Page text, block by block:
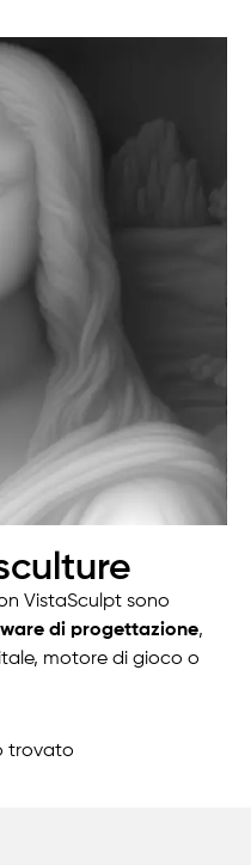
VistaSculpt sono
di progettazione,
motore di gioco o
trovato